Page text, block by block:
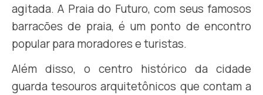
agitada. A Praia do Futuro, com seus famosos
barracões de praia, é um ponto de encontro
popular para moradores e turistas.
Além disso, o centro histórico da cidade
guarda tesouros arquitetônicos que contam a